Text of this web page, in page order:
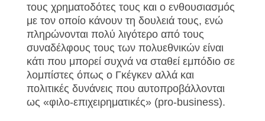
τους χρηματοδότες τους και ο ενθουσιασμός
με τον οποίο κάνουν τη δουλειά τους, ενώ
πληρώνονται πολύ λιγότερο από τους
συναδέλφους τους των πολυεθνικών είναι
κάτι που μπορεί συχνά να σταθεί εμπόδιο σε
λομπίστες όπως ο Γκέγκεν αλλά και
πολιτικές δυνάνεις που αυτοπροβάλλονται
ως «φιλο-επιχειρηματικές» (pro-business).